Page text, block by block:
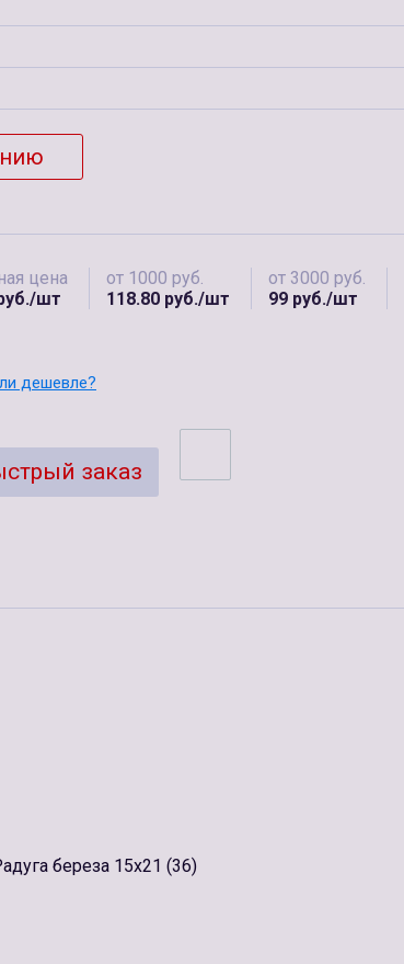
цена
шт
от 1000 руб.
118.80 руб./шт
от 3000 руб.
99 руб./шт
дешевле?
заказ
береза 15х21 (36)